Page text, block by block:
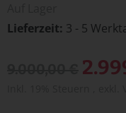
Lieferzeit 3 - 5